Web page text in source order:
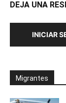
DEJA UNA
INICIAR
Migrantes